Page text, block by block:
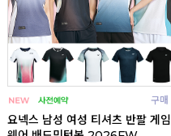
구매
요넥스 남성 여성 티셔츠 반팔 게임